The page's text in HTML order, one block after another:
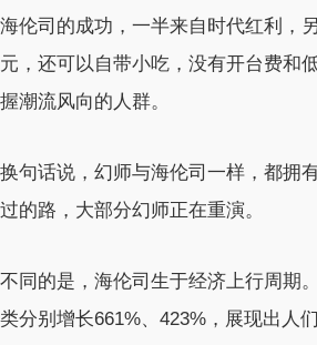
海伦司的成功，一半来自时代红利，
元，还可以自带小吃，没有开台费和
握潮流风向的人群。
换句话说，幻师与海伦司一样，都拥
过的路，大部分幻师正在重演。
不同的是，海伦司生于经济上行周期
类分别增长661%、423%，展现出人